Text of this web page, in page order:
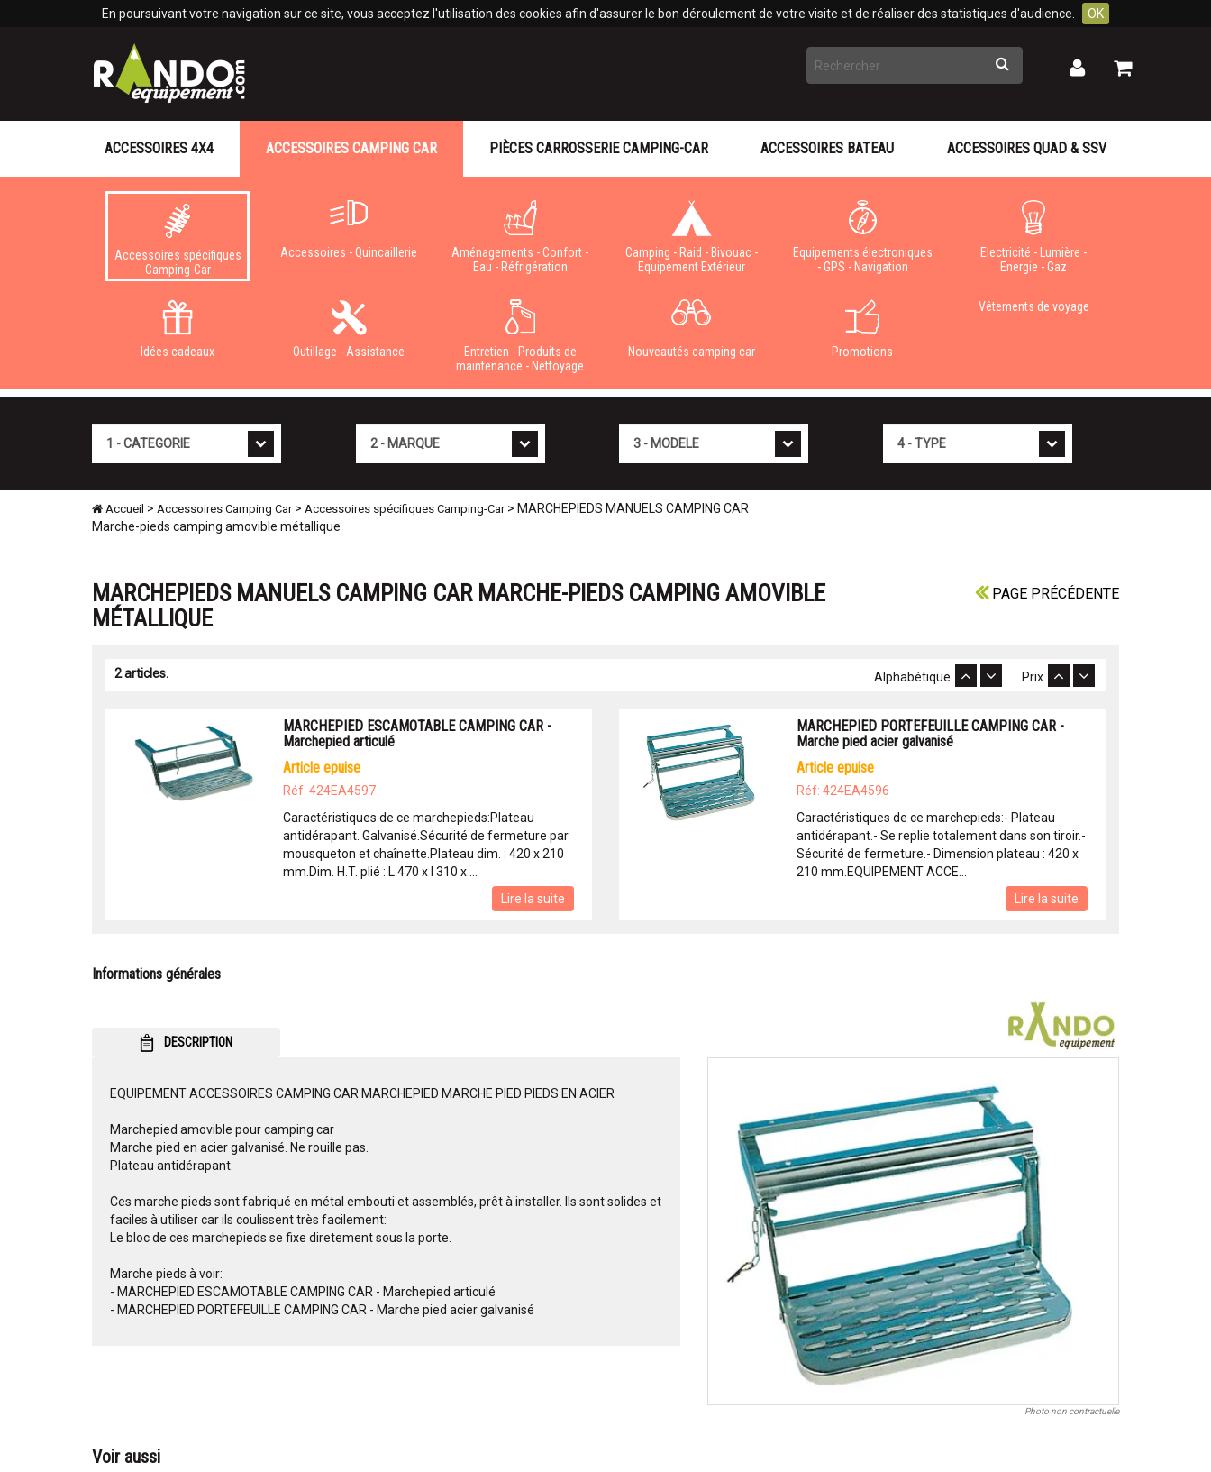
En poursuivant votre navigation sur ce site, vous acceptez l'utilisation des cookies afin d'assurer le bon déroulement de votre visite et de réaliser des statistiques d'audience. OK
Rechercher Mon
Mon
ACCESSOIRES 4X4 ACCESSOIRES CAMPING CAR
Accessoires spécifiques
Camping-Car
Accessoires - Quincaillerie
Aménagements - Confort -
Eau - Réfrigération
Camping - Raid - Bivouac -
Equipement Extérieur
Equipements électroniques
- GPS - Navigation
Electricité - Lumière -
Energie - Gaz
Idées cadeaux Outillage - Assistance
Entretien - Produits de
maintenance - Nettoyage
Nouveautés camping car Promotions
Vêtements de voyage
PIÈCES CARROSSERIE CAMPING-CAR ACCESSOIRES BATEAU ACCESSOIRES QUAD & SSV
Accueil > Accessoires Camping Car> Accessoires spécifiques Camping-Car > MARCHEPIEDS MANUELS CAMPING CAR
Marche-pieds camping amovible métallique
PAGE PRÉCÉDENTE
MARCHEPIEDS MANUELS CAMPING CAR MARCHE-PIEDS CAMPING AMOVIBLE
MÉTALLIQUE
2 articles. Prix
Alphabétique
MARCHEPIED ESCAMOTABLE CAMPING CAR -
Marchepied articulé
article epuise
Réf: 424EA4597
Caractéristiques de ce marchepieds:Plateau
antidérapant. Galvanisé.Sécurité de fermeture par
mousqueton et chaînette.Plateau dim. : 420 x 210
mm.Dim. H.T. plié : L 470 x l 310 x ...
Lire la suite
MARCHEPIED PORTEFEUILLE CAMPING CAR -
Marche pied acier galvanisé
article epuise
Réf: 424EA4596
Caractéristiques de ce marchepieds:- Plateau
antidérapant.- Se replie totalement dans son tiroir.-
Sécurité de fermeture.- Dimension plateau : 420 x
210 mm.EQUIPEMENT ACCE...
Lire la suite
Informations générales
DESCRIPTION
EQUIPEMENT ACCESSOIRES CAMPING CAR MARCHEPIED MARCHE PIED PIEDS EN ACIER
Marchepied amovible pour camping car
Marche pied en acier galvanisé. Ne rouille pas.
Plateau antidérapant.
Ces marche pieds sont fabriqué en métal embouti et assemblés, prêt à installer. Ils sont solides et
faciles à utiliser car ils coulissent très facilement:
Le bloc de ces marchepieds se fixe diretement sous la porte.
Marche pieds à voir:
- MARCHEPIED ESCAMOTABLE CAMPING CAR - Marchepied articulé
- MARCHEPIED PORTEFEUILLE CAMPING CAR - Marche pied acier galvanisé
Photo non contractuelle
Voir aussi
Panneau de gestion des cookies